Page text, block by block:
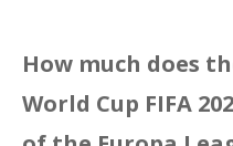
How much does
World Cup FIFA